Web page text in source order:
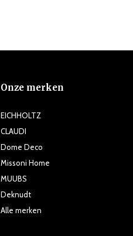
Onze merken
EICHHOLTZ
CLAUDI
Dome Deco
Missoni Home
MUUBS
Deknudt
Alle merken